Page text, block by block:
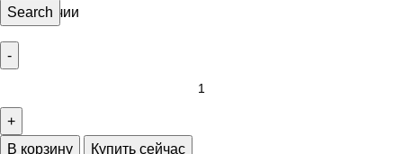
Search
2 в наличии
В корзину Купить сейчас